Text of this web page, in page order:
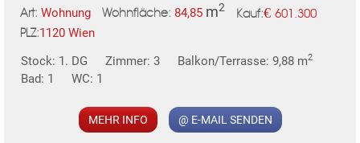
Art: Wohnung Wohnfläche: 84,85 m2 Kauf:€ 601.300
PLZ:1120 Wien
Stock: 1. DG
Zimmer: 3 Balkon/Terrasse: 9,88 m2
Bad: 1 WC: 1
MEHR INFO @ E-MAIL SENDEN